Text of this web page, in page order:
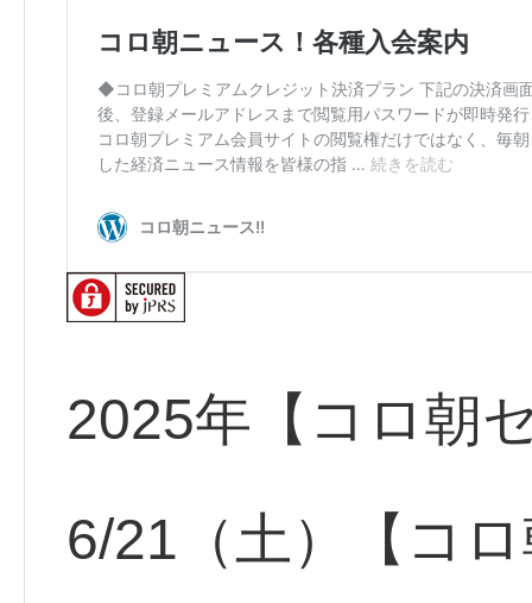
2025年【コロ朝
6/21（土）【コ